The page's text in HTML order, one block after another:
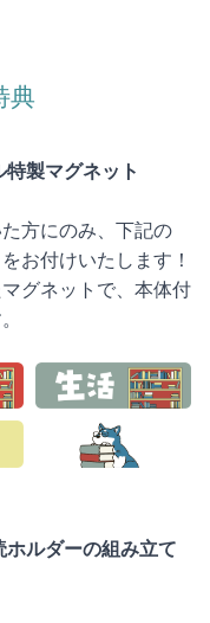
典
製マグネット
方にのみ、下記の
お付けいたします！
グネットで、本体付
ルダーの組み立て